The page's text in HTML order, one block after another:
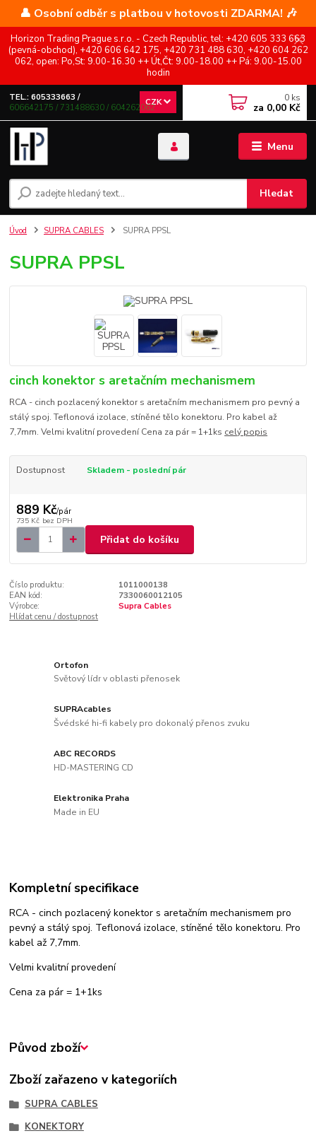
👤 Osobní odběr s platbou v hotovosti ZDARMA! 🎶
Horizon Trading Prague s.r.o. - Czech Republic, tel: +420 605 333 663
(pevná-obchod), +420 606 642 175, +420 731 488 630, +420 604 262
062, open: Po,St: 9.00-16.30 ++ Út,Čt: 9.00-18.00 ++ Pá: 9.00-15.00
hodin
Menu
CZK
Hledat
TEL.: 605333663 /
606642175 / 731488630 / 604262062
0 ks
za 0,00 Kč
Úvod SUPRA CABLES SUPRA PPSL
SUPRA PPSL
cinch konektor s aretačním mechanismem
RCA - cinch pozlacený konektor s aretačním mechanismem pro pevný a
stálý spoj. Teflonová izolace, stíněné tělo konektoru. Pro kabel až
7,7mm. Velmi kvalitní provedení Cena za pár = 1+1ks celý popis
Dostupnost Skladem - poslední pár
889 Kč/pár
735 Kč bez DPH
Přidat do košíku
Číslo produktu:
1011000138
EAN kód:
7330060012105
Výrobce:
Supra Cables
Hlídat cenu / dostupnost
Ortofon
Světový lídr v oblasti přenosek
SUPRAcables
Švédské hi-fi kabely pro dokonalý přenos zvuku
ABC RECORDS
HD-MASTERING CD
Elektronika Praha
Made in EU
Kompletní specifikace
RCA - cinch pozlacený konektor s aretačním mechanismem pro
pevný a stálý spoj. Teflonová izolace, stíněné tělo konektoru. Pro
kabel až 7,7mm.
Velmi kvalitní provedení
Cena za pár = 1+1ks
Původ zboží
Zboží zařazeno v kategoriích
SUPRA CABLES
KONEKTORY